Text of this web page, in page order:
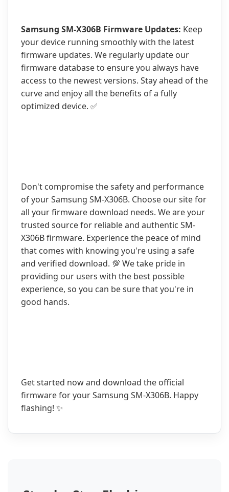
Samsung SM-X306B Firmware Updates: Keep
your device running smoothly with the latest
firmware updates. We regularly update our
firmware database to ensure you always have
access to the newest versions. Stay ahead of the
curve and enjoy all the benefits of a fully
optimized device. ✅
Don't compromise the safety and performance
of your Samsung SM-X306B. Choose our site for
all your firmware download needs. We are your
trusted source for reliable and authentic SM-
X306B firmware. Experience the peace of mind
that comes with knowing you're using a safe
and verified download. 💯 We take pride in
providing our users with the best possible
experience, so you can be sure that you're in
good hands.
Get started now and download the official
firmware for your Samsung SM-X306B. Happy
flashing! ✨